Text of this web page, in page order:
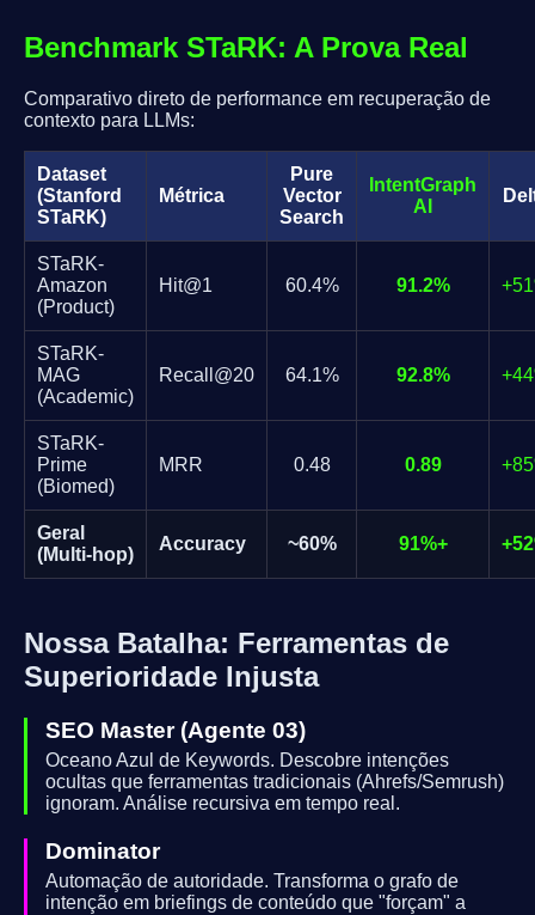
Benchmark STaRK: A Prova Real
Comparativo direto de performance em recuperação de
contexto para LLMs:
Dataset
(Stanford
STaRK)
Métrica
Pure
Vector
Search
IntentGraph
AI
STaRK-
Amazon
(Product)
Hit@1 60.4% 91.2%
STaRK-
MAG
(Academic)
Recall@20 64.1% 92.8%
STaRK-
Prime
(Biomed)
MRR 0.48 0.89
Geral
(Multi-hop)
Accuracy ~60% 91%+
Nossa Batalha: Ferramentas de
Superioridade Injusta
SEO Master (Agente 03)
Oceano Azul de Keywords. Descobre intenções
ocultas que ferramentas tradicionais (Ahrefs/Semrush)
ignoram. Análise recursiva em tempo real.
Dominator
Automação de autoridade. Transforma o grafo de
intenção em briefings de conteúdo que "forçam" a